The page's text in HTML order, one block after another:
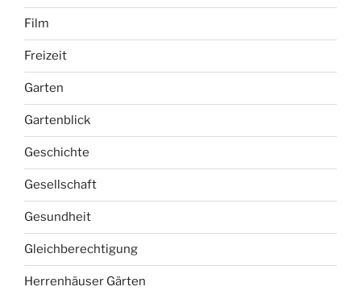
Film
Freizeit
Garten
Gartenblick
Geschichte
Gesellschaft
Gesundheit
Gleichberechtigung
Herrenhäuser Gärten